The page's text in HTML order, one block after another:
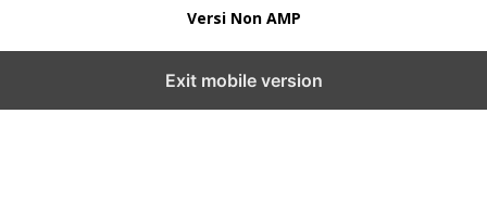
Versi Non AMP
Exit mobile version